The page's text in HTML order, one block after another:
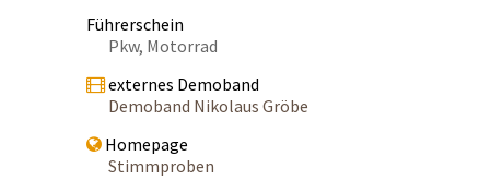
Führerschein
Pkw, Motorrad
externes Demoband
Demoband Nikolaus Gröbe
Homepage
Stimmproben